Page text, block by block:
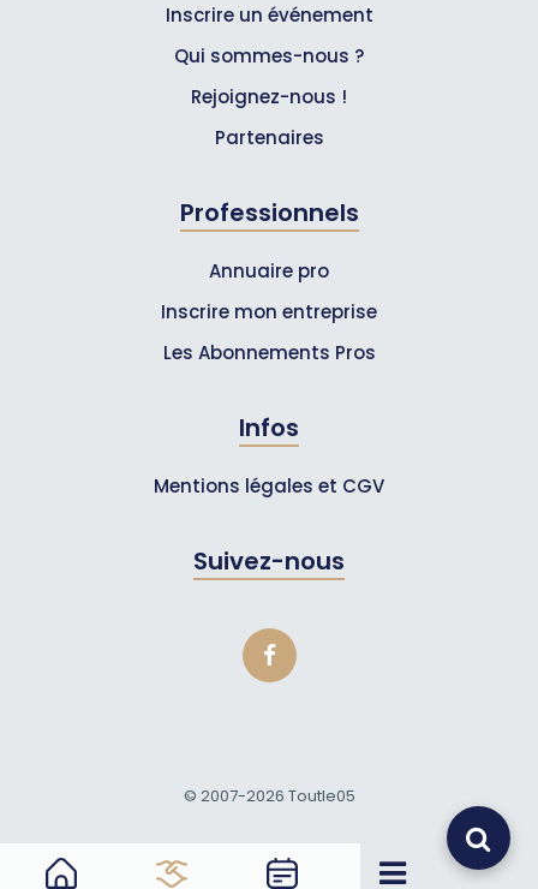
Inscrire un événement
Qui sommes-nous ?
Rejoignez-nous !
Partenaires
Professionnels
Annuaire pro
Inscrire mon entreprise
Les Abonnements Pros
Infos
Mentions légales et CGV
Suivez-nous
© 2007-2026 Toutle05